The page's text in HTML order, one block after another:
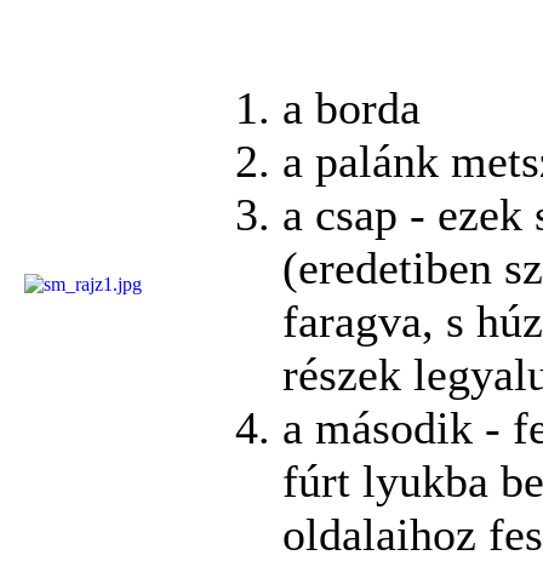
a borda
a palánk
a csap -
(eredetiben
faragva, s
részek
a második -
fúrt lyukba
oldalaihoz